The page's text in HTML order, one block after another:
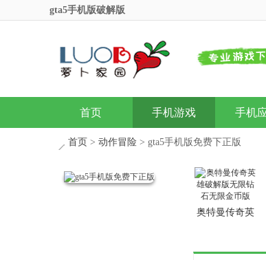
gta5手机版破解版
首页 手机游戏 手机
首页 > 动作冒险 > gta5手机版免费下正版
奥特曼传奇英
版